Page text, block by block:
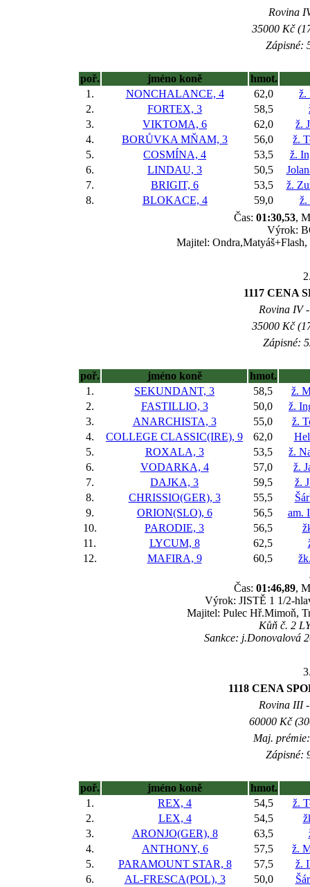
Rovina
35000 Kč
Zápisné:
poř. jméno koně
hmot.
1.
NONCHALANCE, 4 62,0
ž.
2.
FORTEX, 3 58,5
3.
VIKTOMA, 6 62,0
ž.
4.
BORŮVKA MŇAM, 3 56,0
ž.
5.
COSMÍNA, 4 53,5
ž.
6.
LINDAU, 3 50,5
7.
BRIGIT, 6 53,5
ž.
8.
BLOKACE, 4 59,0
ž.
Čas: 01:30,53,
Výrok:
Majitel:
1117 CENA
Rovina IV
35000 Kč
Zápisné:
poř. jméno koně
hmot.
1.
SEKUNDANT, 3 58,5
ž.
2.
FASTILLIO, 3 50,0
ž.
3.
ANARCHISTA, 3 55,0
ž.
4.
COLLEGE CLASSIC(IRE), 9 62,0
5.
ROXALA, 3 53,5
ž.
6.
VODARKA, 4 57,0
ž.
7.
DAJKA, 3 59,5
ž.
8.
CHRISSIO(GER), 3 55,5
9.
ORION(SLO), 6 56,5
am.
10.
PARODIE, 3 56,5
11.
LYCUM, 8 62,5
12.
MAFIRA, 9 60,5
Čas: 01:46,89,
Výrok: JISTĚ 1 1/2-
Majitel: Pulec Hř.Mimoň,
Kůň č. 2
Sankce: j.Donovalová
1118 CENA
Rovina III
60000 Kč
Maj.
Zápisné:
poř. jméno koně
hmot.
1.
REX, 4 54,5
ž.
2.
LEX, 4 54,5
3.
ARONJO(GER), 8 63,5
4.
ANTHONY, 6 57,5
ž.
5.
PARAMOUNT STAR, 8 57,5
ž.
6.
AL-FRESCA(POL), 3 50,0